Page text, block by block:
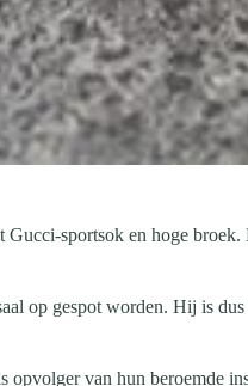
sportsok en hoge
op gespot worden. Hij is
van hun beroemde